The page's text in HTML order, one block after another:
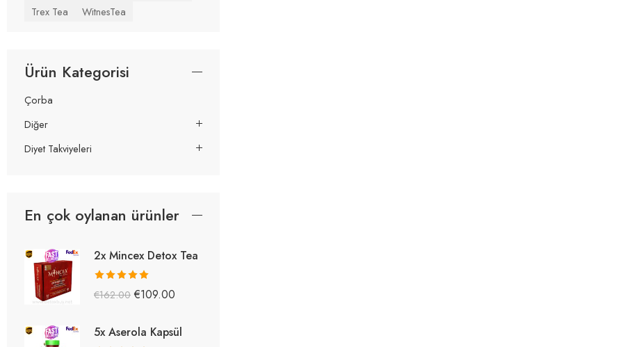
Trex Tea
WitnesTea
Ürün Kategorisi
Çorba
Diğer
Diyet Takviyeleri
En çok oylanan ürünler
2x Mincex Detox Tea
5 üzerinden
€162.00 €109.00
5x Aserola Kapsül